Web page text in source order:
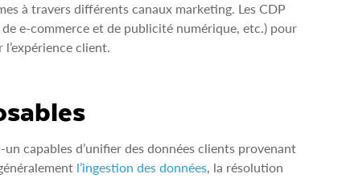
à travers différents canaux marketing. Les CDP
e‑commerce et de publicité numérique, etc.) pour
client.
capables d’unifier des données clients provenant
l’ingestion des données, la résolution